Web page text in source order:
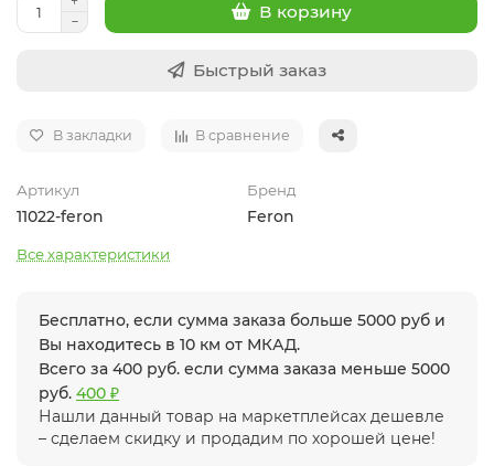
В корзину
Быстрый заказ
В закладки В сравнение
Артикул
11022-feron
Бренд
Feron
Все характеристики
Бесплатно, если сумма заказа больше 5000 руб и
Вы находитесь в 10 км от МКАД.
Всего за 400 руб. если сумма заказа меньше 5000
руб. 400 ₽
Нашли данный товар на маркетплейсах дешевле
– сделаем скидку и продадим по хорошей цене!